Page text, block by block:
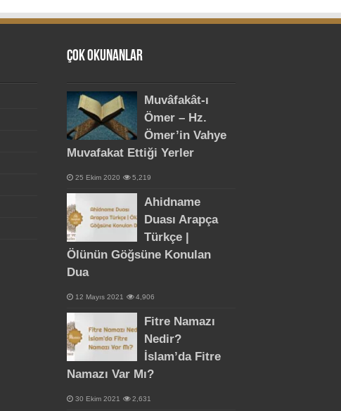
Çok Okunanlar
Muvâfakât-ı
Ömer – Hz.
Ömer’in Vahye
Muvafakat Ettiği Yerler
25 Ekim 2020 5,219
Ahidname
Duası Arapça
Türkçe |
Ölünün Göğsüne Konulan
Dua
12 Mayıs 2021 4,906
Fitre Namazı
Nedir?
İslam’da Fitre
Namazı Var Mı?
30 Ekim 2021 2,631